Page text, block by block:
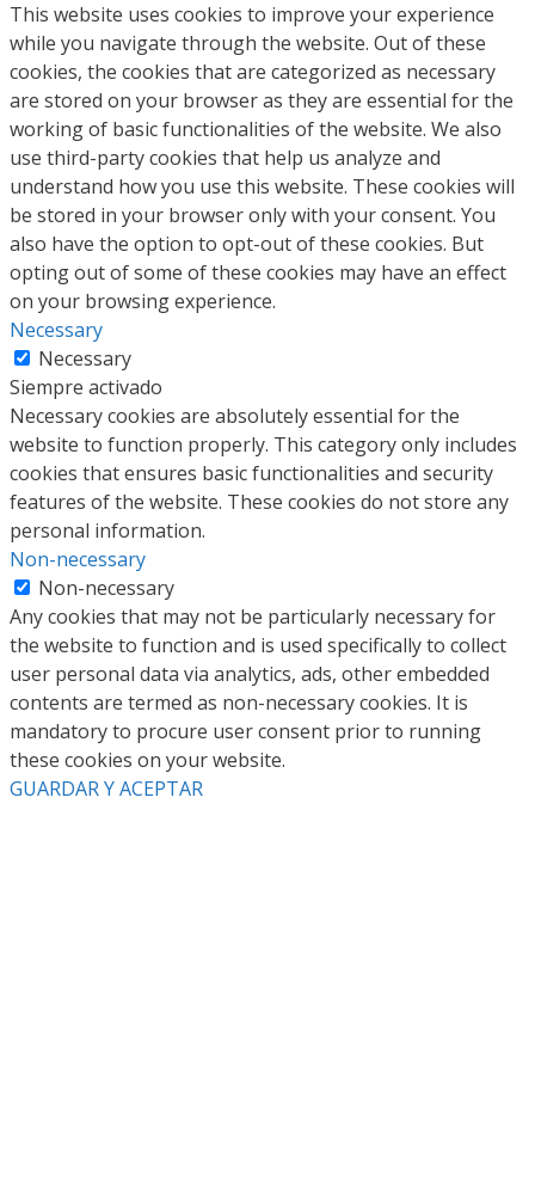
This website uses cookies to improve your experience
while you navigate through the website. Out of these
cookies, the cookies that are categorized as necessary
are stored on your browser as they are essential for the
working of basic functionalities of the website. We also
use third-party cookies that help us analyze and
understand how you use this website. These cookies will
be stored in your browser only with your consent. You
also have the option to opt-out of these cookies. But
opting out of some of these cookies may have an effect
on your browsing experience.
Necessary
Necessary
Siempre activado
Necessary cookies are absolutely essential for the
website to function properly. This category only includes
cookies that ensures basic functionalities and security
features of the website. These cookies do not store any
personal information.
Non-necessary
Non-necessary
Any cookies that may not be particularly necessary for
the website to function and is used specifically to collect
user personal data via analytics, ads, other embedded
contents are termed as non-necessary cookies. It is
mandatory to procure user consent prior to running
these cookies on your website.
GUARDAR Y ACEPTAR